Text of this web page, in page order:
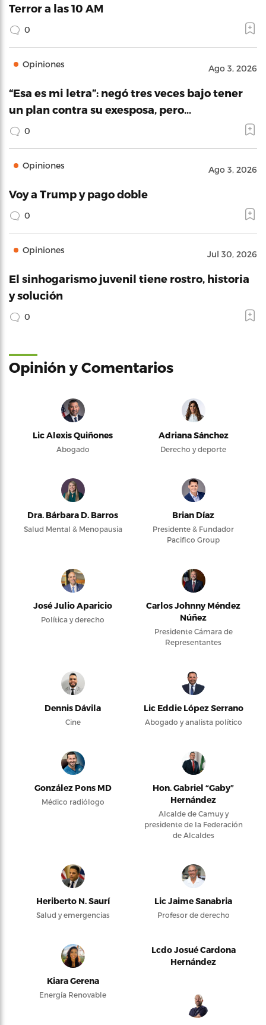
Terror a las 10 AM
0
Opiniones Ago 3, 2026
“Esa es mi letra”: negó tres veces bajo tener
un plan contra su exesposa, pero…
0
Opiniones Ago 3, 2026
Voy a Trump y pago doble
0
Opiniones Jul 30, 2026
El sinhogarismo juvenil tiene rostro, historia
y solución
0
Opinión y Comentarios
Lic Alexis Quiñones
Abogado
Adriana Sánchez
Derecho y deporte
Dra. Bárbara D. Barros
Salud Mental & Menopausia
Brian Díaz
Presidente & Fundador
Pacifico Group
José Julio Aparicio
Política y derecho
Carlos Johnny Méndez
Núñez
Presidente Cámara de
Representantes
Dennis Dávila
Cine
Lic Eddie López Serrano
Abogado y analista político
González Pons MD
Médico radiólogo
Hon. Gabriel “Gaby”
Hernández
Alcalde de Camuy y
presidente de la Federación
de Alcaldes
Heriberto N. Saurí
Salud y emergencias
Lic Jaime Sanabria
Profesor de derecho
Kiara Gerena
Energía Renovable
Lcdo Josué Cardona
Hernández